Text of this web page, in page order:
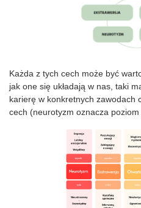
Każda z tych cech może być
jak one się układają w nas, taki
karierę w konkretnych zawodach
cech (neurotyzm oznacza poziom